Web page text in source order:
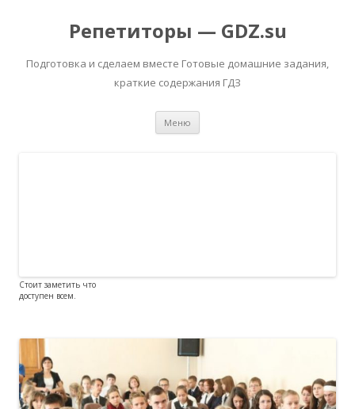
Репетиторы — GDZ.su
Подготовка и сделаем вместе Готовые домашние задания,
краткие содержания ГДЗ
Меню
Стоит заметить что
доступен всем.